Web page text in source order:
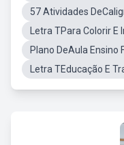
57 Atividades
Letra TPara Colorir E
Plano DeAula Ensino
Letra TEducação E